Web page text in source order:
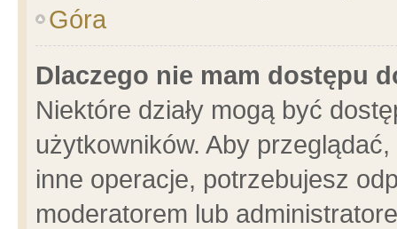
Góra
Dlaczego nie mam dostępu
Niektóre działy mogą być
użytkowników. Aby
inne operacje, potrzebujesz
moderatorem lub